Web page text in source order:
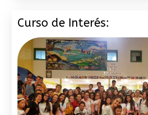
Curso de Interés: